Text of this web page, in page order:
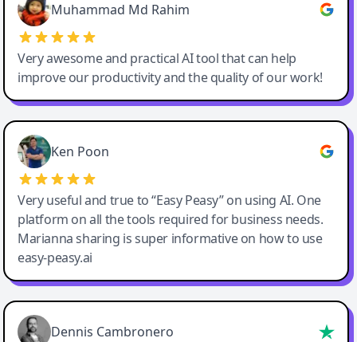
Muhammad Md Rahim
Very awesome and practical AI tool that can help
improve our productivity and the quality of our work!
Ken Poon
Very useful and true to “Easy Peasy” on using AI. One
platform on all the tools required for business needs.
Marianna sharing is super informative on how to use
easy-peasy.ai
Dennis Cambronero